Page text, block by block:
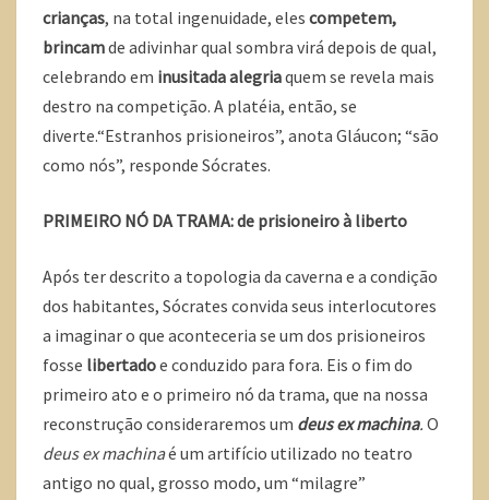
crianças, na total ingenuidade, eles competem,
brincamde adivinhar qual sombra virá depois de qual,
celebrando em inusitada alegriaquem se revela mais
destro na competição. A platéia, então, se
diverte.“Estranhos prisioneiros”, anota Gláucon; “são
como nós”, responde Sócrates.
PRIMEIRO NÓ DA TRAMA: de prisioneiro à liberto
Após ter descrito a topologia da caverna e a condição
dos habitantes, Sócrates convida seus interlocutores
a imaginar o que aconteceria se um dos prisioneiros
fosse libertadoe conduzido para fora. Eis o fim do
primeiro ato e o primeiro nó da trama, que na nossa
reconstrução consideraremos um deus ex machina. O
deus ex machinaé um artifício utilizado no teatro
antigo no qual, grosso modo, um “milagre”